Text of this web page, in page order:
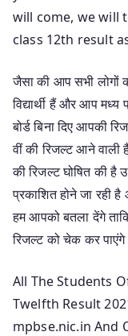
will come, we will
class 12th result
जैसा की आप सभी लोगों
विद्यार्थी हैं और आप
बोर्ड बिना दिए आपकी
वीं की रिजल्ट आने वाली
की रिजल्ट घोषित की है
प्रकाशित होने जा रही है
हम आपको बतला देंगे
रिजल्ट को चेक कर पाएंगे
All The Students
Twelfth Result
mpbse.nic.in And